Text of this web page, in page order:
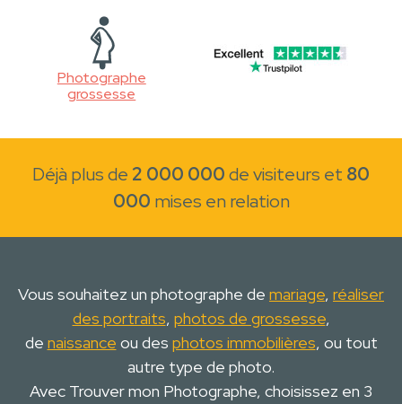
Photographe
grossesse
Déjà plus de 2 000 000de visiteurs et 80
000 mises en relation
Vous souhaitez un photographe de mariage, réaliser
des portraits, photos de grossesse,
de naissance ou des photos immobilières, ou tout
autre type de photo.
Avec Trouver mon Photographe, choisissez en 3